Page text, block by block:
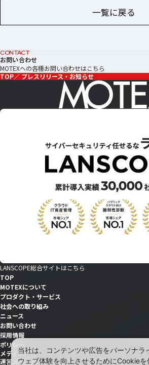
一覧に戻る
CONTACT
お問い合わせ
MOTEXへの各種お問い合わせはこちら
TOP
プレスリリース・お知らせ
LANSCOPE総合サイトはこちら
TOP
MOTEXについて
プロダクト・サービス
社会への取り組み
ニュース
お問い合わせ
採用情報
ポリシー
メディア
運営メディア
当社は、コンテンツや広告をパーソナラ
ウェブ体験を向上させるためにCookieを